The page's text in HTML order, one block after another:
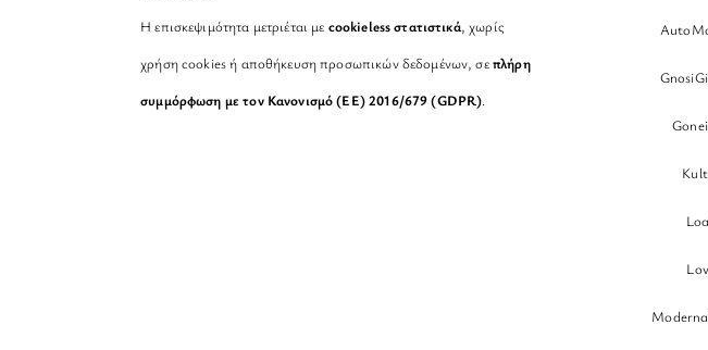
Η επισκεψιμότητα μετριέται με cookieless στατιστικά, χωρίς
χρήση cookies ή αποθήκευση προσωπικών δεδομένων, σεπλήρη
συμμόρφωση με τον Κανονισμό (ΕΕ) 2016/679 (GDPR)